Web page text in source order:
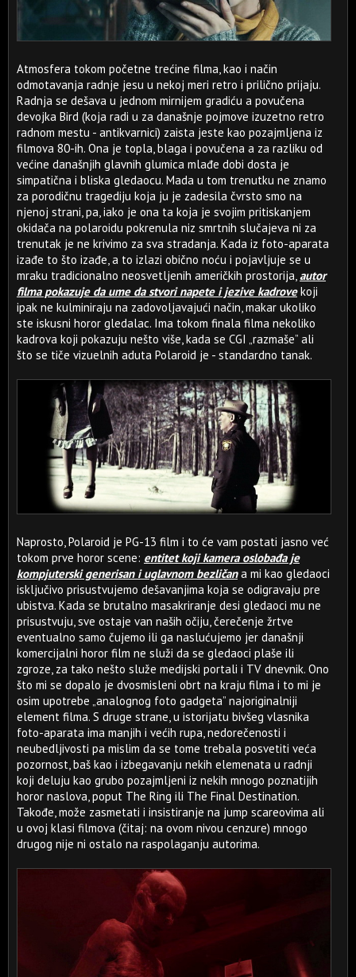
Atmosfera tokom početne trećine filma, kao i način
odmotavanja radnje jesu u nekoj meri retro i prilično prijaju.
Radnja se dešava u jednom mirnijem gradiću a povučena
devojka Bird (koja radi u za današnje pojmove izuzetno retro
radnom mestu - antikvarnici) zaista jeste kao pozajmljena iz
filmova 80-ih. Ona je topla, blaga i povučena a za razliku od
većine današnjih glavnih glumica mlađe dobi dosta je
simpatična i bliska gledaocu. Mada u tom trenutku ne znamo
za porodičnu tragediju koja ju je zadesila čvrsto smo na
njenoj strani, pa, iako je ona ta koja je svojim pritiskanjem
okidača na polaroidu pokrenula niz smrtnih slučajeva ni za
trenutak je ne krivimo za sva stradanja. Kada iz foto-aparata
izađe to što izađe, a to izlazi obično noću i pojavljuje se u
mraku tradicionalno neosvetljenih američkih prostorija,autor
filma pokazuje da ume da stvori napete i jezive kadrovekoji
ipak ne kulminiraju na zadovoljavajući način, makar ukoliko
ste iskusni horor gledalac. Ima tokom finala filma nekoliko
kadrova koji pokazuju nešto više, kada se CGI „razmaše” ali
što se tiče vizuelnih aduta Polaroid je - standardno tanak.
Naprosto, Polaroid je PG-13 film i to će vam postati jasno već
tokom prve horor scene: entitet koji kamera oslobađa je
kompjuterski generisan i uglavnom bezličana mi kao gledaoci
isključivo prisustvujemo dešavanjima koja se odigravaju pre
ubistva. Kada se brutalno masakriranje desi gledaoci mu ne
prisustvuju, sve ostaje van naših očiju, čerečenje žrtve
eventualno samo čujemo ili ga naslućujemo jer današnji
komercijalni horor film ne služi da se gledaoci plaše ili
zgroze, za tako nešto služe medijski portali i TV dnevnik. Ono
što mi se dopalo je dvosmisleni obrt na kraju filma i to mi je
osim upotrebe „analognog foto gadgeta” najoriginalniji
element filma. S druge strane, u istorijatu bivšeg vlasnika
foto-aparata ima manjih i većih rupa, nedorečenosti i
neubedljivosti pa mislim da se tome trebala posvetiti veća
pozornost, baš kao i izbegavanju nekih elemenata u radnji
koji deluju kao grubo pozajmljeni iz nekih mnogo poznatijih
horor naslova, poput The Ring ili The Final Destination.
Takođe, može zasmetati i insistiranje na jump scareovima ali
u ovoj klasi filmova (čitaj: na ovom nivou cenzure) mnogo
drugog nije ni ostalo na raspolaganju autorima.